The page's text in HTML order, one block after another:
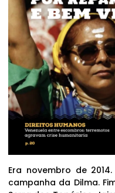
Era novembro de
campanha da Dilma.